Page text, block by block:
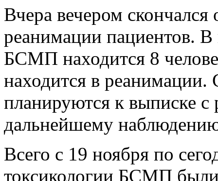
Вчера вечером
реанимации пациентов. В
БСМП находится 8
находится в реанимации.
планируются к выписке
дальнейшему
Всего с 19 ноября по
токсикологии БСМП были